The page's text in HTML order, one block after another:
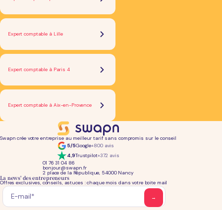
Expert comptable à Lille
Expert comptable à Paris 4
Expert comptable à Aix-en-Provence
Swapn crée votre entreprise au meilleur tarif sans compromis sur le conseil
5/5Google+800 avis
4,9Trustpilot+372 avis
01 76 31 04 86
bonjour@swapn.fr
2 place de la République, 54000 Nancy
La news' des entrepreneurs
Offres exclusives, conseils, astuces : chaque mois dans votre boite mail